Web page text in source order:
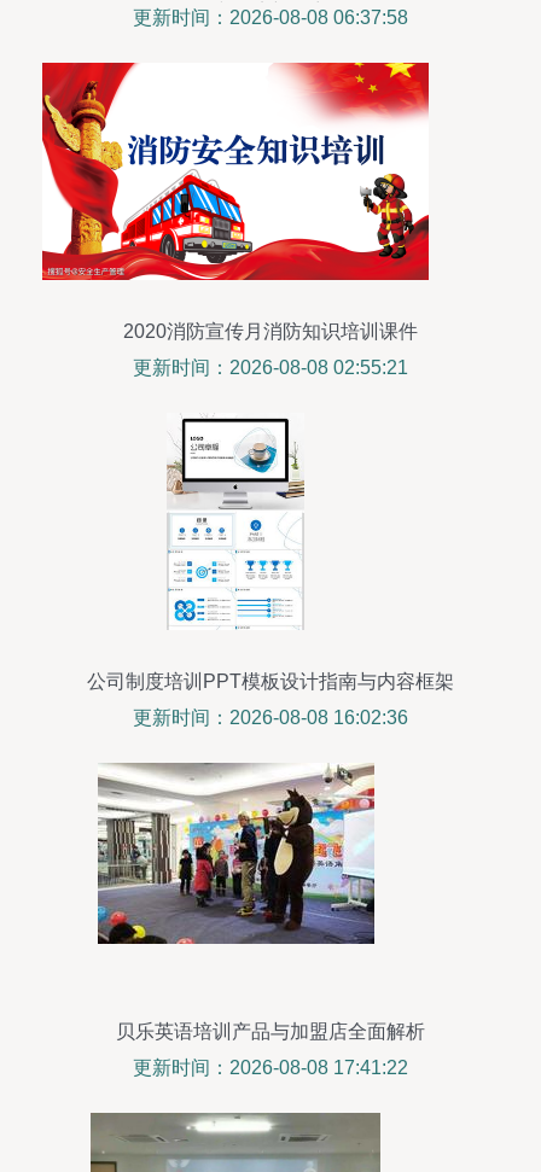
空经济新篇章
更新时间：2026-08-08 06:37:58
2020消防宣传月消防知识培训课件
更新时间：2026-08-08 02:55:21
公司制度培训PPT模板设计指南与内容框架
更新时间：2026-08-08 16:02:36
贝乐英语培训产品与加盟店全面解析
更新时间：2026-08-08 17:41:22